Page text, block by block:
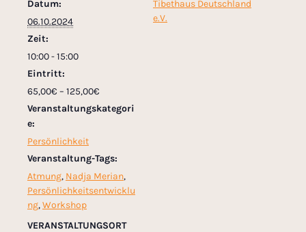
Datum:
06.10.2024
Zeit:
10:00 - 15:00
Eintritt:
65,00€ – 125,00€
Veranstaltungskategori
e:
Persönlichkeit
Veranstaltung-Tags:
Atmung, Nadja Merian,
Persönlichkeitsentwicklu
ng,Workshop
VERANSTALTUNGSORT
Tibethaus Deutschland
e.V.